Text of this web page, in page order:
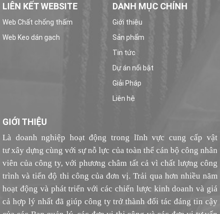
LIÊN KẾT WEBSITE
Web Chất chống thấm
Web Keo dán gạch
DANH MỤC CHÍNH
Giới thiệu
Sản phẩm
Tin tức
Dự án nổi bật
Giải Pháp
Liên hệ
GIỚI THIỆU
Là doanh nghiệp hoạt động trong lĩnh vực cung cấp vật
tư xây dựng cùng với sự nỗ lực của toàn thể cán bộ công nhân
viên của công ty, với phương châm tất cả vì chất lượng công
trình và tiến độ thi công của đơn vị. Trải qua hơn nhiều năm
hoạt động và phát triển với các chiến lược kinh doanh và giá
cả hợp lý nhất đã giúp công ty trở thành đối tác đáng tin cậy